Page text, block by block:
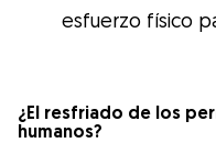
esfuerzo físico
¿El resfriado de los
humanos?